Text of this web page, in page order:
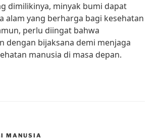
dimilikinya, minyak bumi dapat
alam yang berharga bagi kesehatan
perlu diingat bahwa
dengan bijaksana demi menjaga
manusia di masa depan.
MANUSIA